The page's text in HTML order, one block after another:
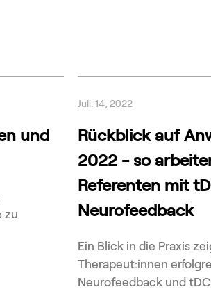
und
zu
Juli. 14, 2022
Rückblick auf
2022 - so
Referenten mit
Neurofeedback
Ein Blick in die Praxis
Therapeut:innen
Neurofeedback und